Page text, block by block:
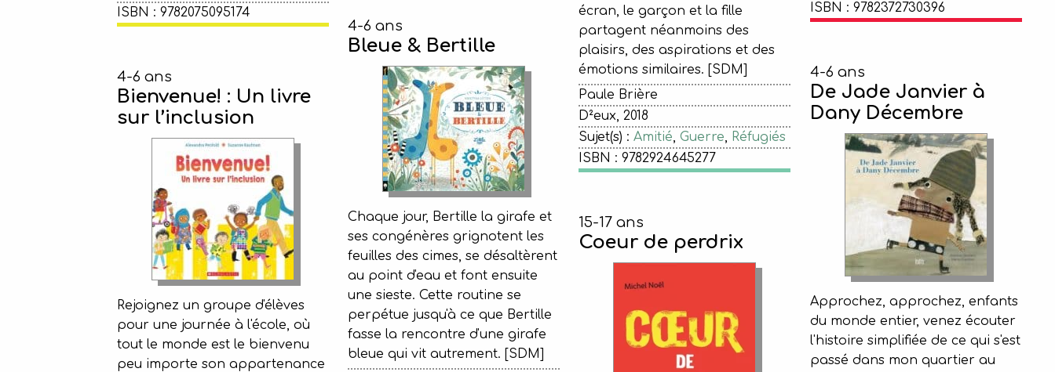
ISBN : 9782075095174
écran, le garçon et la fille
partagent néanmoins des
plaisirs, des aspirations et des
émotions similaires. [SDM]
Paule Brière
D²eux, 2018
Sujet(s) : Amitié, Guerre, Réfugiés
ISBN : 9782924645277
ISBN : 9782372730396
4-6 ans
Bienvenue! : Un livre
sur l’inclusion
Rejoignez un groupe d'élèves
pour une journée à l'école, où
tout le monde est le bienvenu
peu importe son appartenance
4-6 ans
Bleue & Bertille
Chaque jour, Bertille la girafe et
ses congénères grignotent les
feuilles des cimes, se désaltèrent
au point d'eau et font ensuite
une sieste. Cette routine se
perpétue jusqu'à ce que Bertille
fasse la rencontre d'une girafe
bleue qui vit autrement. [SDM]
15-17 ans
Coeur de perdrix
4-6 ans
De Jade Janvier à
Dany Décembre
Approchez, approchez, enfants
du monde entier, venez écouter
l'histoire simplifiée de ce qui s'est
passé dans mon quartier au